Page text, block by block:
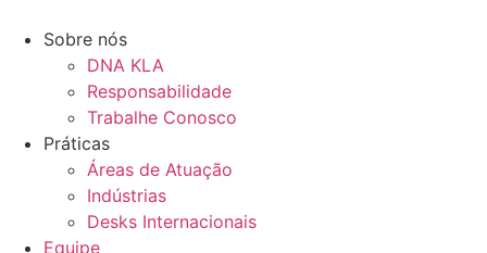
para
conteúdo
Sobre nós
DNA KLA
Responsabilidade
Trabalhe Conosco
Práticas
Áreas de Atuação
Indústrias
Desks Internacionais
Equipe